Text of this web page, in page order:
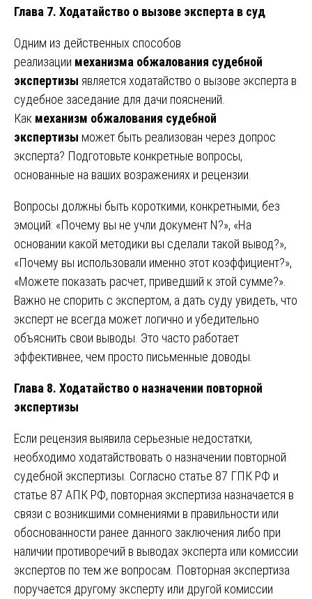
Глава 7. Ходатайство о вызове эксперта в суд
Одним из действенных способов
реализации механизма обжалования судебной
экспертизы является ходатайство о вызове эксперта в
судебное заседание для дачи пояснений.
Как механизм обжалования судебной
экспертизы может быть реализован через допрос
эксперта? Подготовьте конкретные вопросы,
основанные на ваших возражениях и рецензии.
Вопросы должны быть короткими, конкретными, без
эмоций: «Почему вы не учли документ N?», «На
основании какой методики вы сделали такой вывод?»,
«Почему вы использовали именно этот коэффициент?»,
«Можете показать расчет, приведший к этой сумме?».
Важно не спорить с экспертом, а дать суду увидеть, что
эксперт не всегда может логично и убедительно
объяснить свои выводы. Это часто работает
эффективнее, чем просто письменные доводы.
Глава 8. Ходатайство о назначении повторной
экспертизы
Если рецензия выявила серьезные недостатки,
необходимо ходатайствовать о назначении повторной
судебной экспертизы. Согласно статье 87 ГПК РФ и
статье 87 АПК РФ, повторная экспертиза назначается в
связи с возникшими сомнениями в правильности или
обоснованности ранее данного заключения либо при
наличии противоречий в выводах эксперта или комиссии
экспертов по тем же вопросам. Повторная экспертиза
поручается другому эксперту или другой комиссии